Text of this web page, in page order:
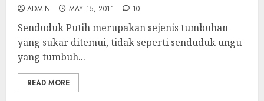
ADMIN MAY 15, 2011 10
Senduduk Putih merupakan sejenis tumbuhan
yang sukar ditemui, tidak seperti senduduk ungu
yang tumbuh...
READ MORE